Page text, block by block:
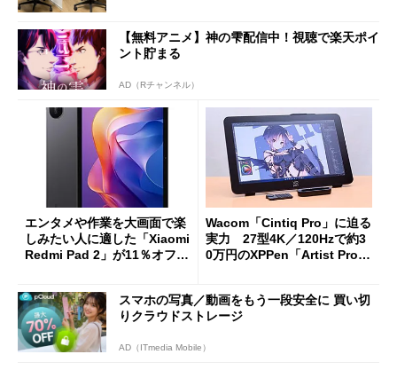
【無料アニメ】神の雫配信中！視聴で楽天ポイ
ント貯まる
AD（Rチャンネル）
エンタメや作業を大画面で楽
しみたい人に適した「Xiaomi
Redmi Pad 2」が11％オフの
Wacom「Cintiq Pro」に迫る
実力 27型4K／120Hzで約3
0万円のXPPen「Artist Pro 2
スマホの写真／動画をもう一段安全に 買い切
りクラウドストレージ
AD（ITmedia Mobile）